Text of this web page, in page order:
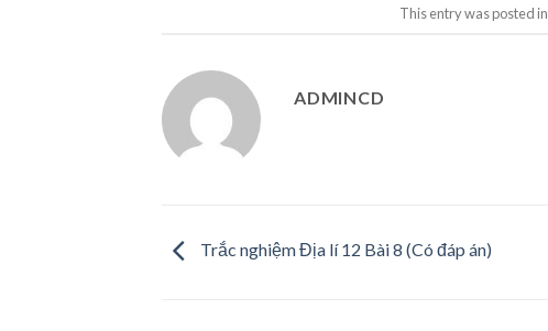
This entry was posted in
ADMINCD
Trắc nghiệm Địa lí 12 Bài 8 (Có đáp án)